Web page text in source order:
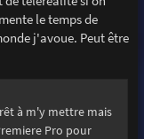
le temps de
j'avoue. Peut être
à m'y mettre mais
Pro pour